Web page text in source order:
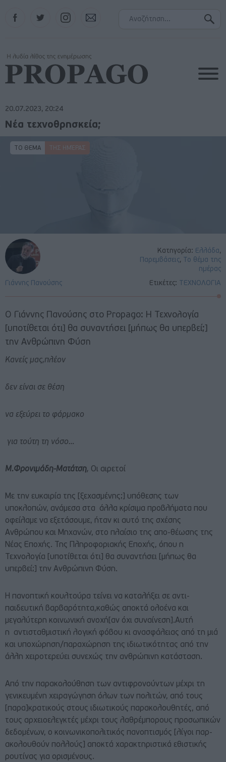
Instagram
20.07.2023, 20:24
ΤΟ ΘΕΜΑ ΤΗΣ ΗΜΈΡΑΣ
Κατηγορία: Ελλάδα,
Παρεμβάσεις, Το θέμα της
ημέρας
Ετικέτες: ΤΕΧΝΟΛΟΓΙΑ
Γιάννης Πανούσης
Νέα τεχνοθρησκεία;
Ο Γιάννης Πανούσης στο Propago: Η Τεχνολογία
[υποτίθεται ότι] θα συναντήσει [μήπως θα υπερβεί;]
την Ανθρώπινη Φύση
Κανείς μας,πλέον
δεν είναι σε θέση
να εξεύρει το φάρμακο
για τούτη τη νόσο…
Μ.Φρονιμάδη-Ματάτση, Οι αιρετοί
Με την ευκαιρία της [ξεχασμένης;] υπόθεσης των
υποκλοπών, ανάμεσα στα άλλα κρίσιμα προβλήματα που
οφείλαμε να εξετάσουμε, ήταν κι αυτό της σχέσης
Ανθρώπου και Μηχανών, στο πλαίσιο της απο-θέωσης της
Νέας Εποχής. Της Πληροφοριακής Εποχής, όπου η
Τεχνολογία [υποτίθεται ότι] θα συναντήσει [μήπως θα
υπερβεί;] την Ανθρώπινη Φύση.
Η πανοπτική κουλτούρα τείνει να καταλήξει σε αντι-
παιδευτική βαρβαρότητα,καθώς αποκτά ολοένα και
μεγαλύτερη κοινωνική ανοχή[αν όχι συναίνεση].Αυτή
η αντισταθμιστική λογική φόβου κι ανασφάλειας από τη μιά
και υποχώρηση/παραχώρηση της ιδιωτικότητας από την
άλλη χειροτερεύει συνεχώς την ανθρώπινη κατάσταση.
Από την παρακολούθηση των αντιφρονούντων μέχρι τη
γενικευμένη χειραγώγηση όλων των πολιτών, από τους
[παρα]κρατικούς στους ιδιωτικούς παρακολουθητές, από
τους αρχειοελεγκτές μέχρι τους λαθρέμπορους προσωπικών
δεδομένων, ο κοινωνικοπολιτικός πανοπτισμός [λίγοι παρ-
ακολουθούν πολλούς] αποκτά χαρακτηριστικά εθιστικής
ρουτίνας για ορισμένους.